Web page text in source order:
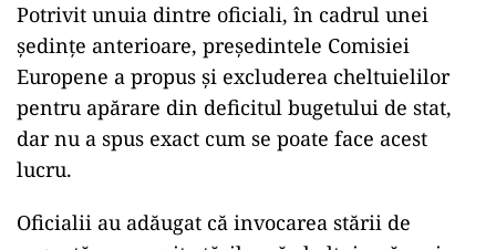
Potrivit unuia dintre oficiali, în cadrul unei
ședințe anterioare, președintele Comisiei
Europene a propus și excluderea cheltuielilor
pentru apărare din deficitul bugetului de stat,
dar nu a spus exact cum se poate face acest
lucru.
Oficialii au adăugat că invocarea stării de